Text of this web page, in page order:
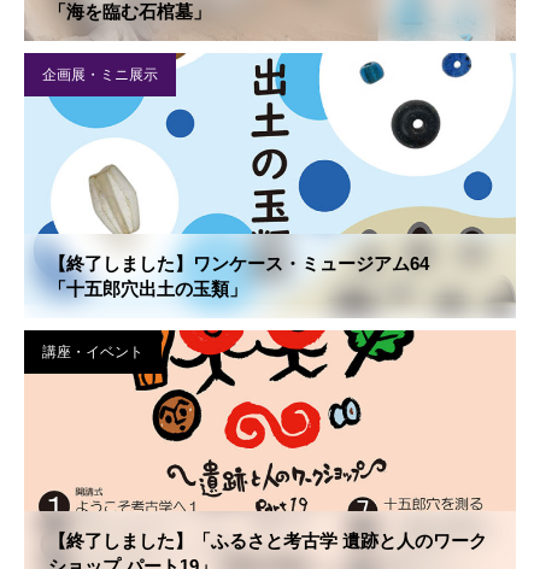
「海を臨む石棺墓」
企画展・ミニ展示
【終了しました】ワンケース・ミュージアム64
「十五郎穴出土の玉類」
講座・イベント
【終了しました】「ふるさと考古学 遺跡と人のワーク